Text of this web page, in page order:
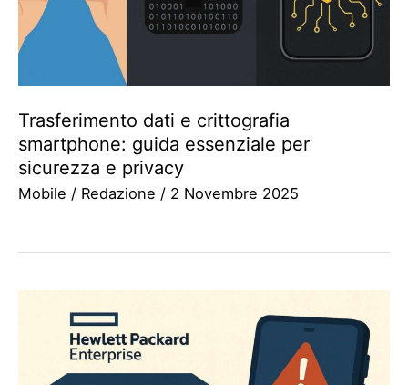
Trasferimento dati e crittografia
smartphone: guida essenziale per
sicurezza e privacy
Mobile / Redazione / 2 Novembre 2025